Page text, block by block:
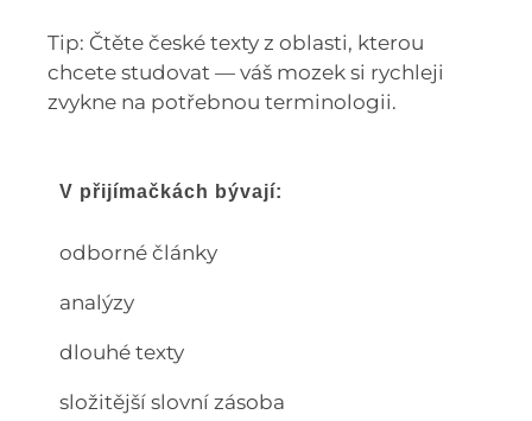
Tip: Čtěte české texty z oblasti, kterou
chcete studovat — váš mozek si rychleji
zvykne na potřebnou terminologii.
V přijímačkách bývají:
odborné články
analýzy
dlouhé texty
složitější slovní zásoba